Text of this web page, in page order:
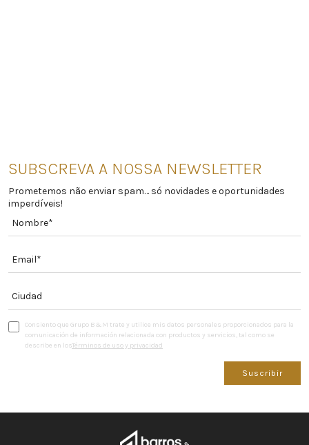
SUBSCREVA A NOSSA NEWSLETTER
Prometemos não enviar spam… só novidades e oportunidades
imperdíveis!
Consiento que Grupo B&M trate y utilice mis datos personales proporcionados para la
comunicación de información relacionada con productos y servicios, tal como se
describe en losTérminos de uso y privacidad
Suscribir